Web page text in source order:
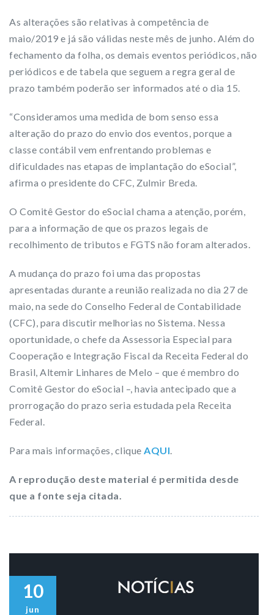
As alterações são relativas à competência de
maio/2019 e já são válidas neste mês de junho. Além do
fechamento da folha, os demais eventos periódicos, não
periódicos e de tabela que seguem a regra geral de
prazo também poderão ser informados até o dia 15.
“Consideramos uma medida de bom senso essa
alteração do prazo do envio dos eventos, porque a
classe contábil vem enfrentando problemas e
dificuldades nas etapas de implantação do eSocial”,
afirma o presidente do CFC, Zulmir Breda.
O Comitê Gestor do eSocial chama a atenção, porém,
para a informação de que os prazos legais de
recolhimento de tributos e FGTS não foram alterados.
A mudança do prazo foi uma das propostas
apresentadas durante a reunião realizada no dia 27 de
maio, na sede do Conselho Federal de Contabilidade
(CFC), para discutir melhorias no Sistema. Nessa
oportunidade, o chefe da Assessoria Especial para
Cooperação e Integração Fiscal da Receita Federal do
Brasil, Altemir Linhares de Melo – que é membro do
Comitê Gestor do eSocial –, havia antecipado que a
prorrogação do prazo seria estudada pela Receita
Federal.
Para mais informações, clique AQUI.
A reprodução deste material é permitida desde
que a fonte seja citada.
10
jun